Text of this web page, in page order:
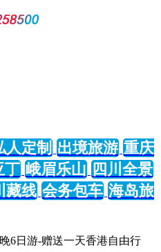
人定制 出境旅游 重庆
丁 峨眉乐山 四川全景
藏线 会务包车 海岛旅
6日游-赠送一天香港自由行